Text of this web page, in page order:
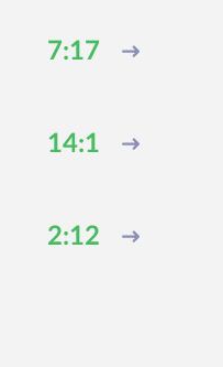
7:17
14:1
2:12